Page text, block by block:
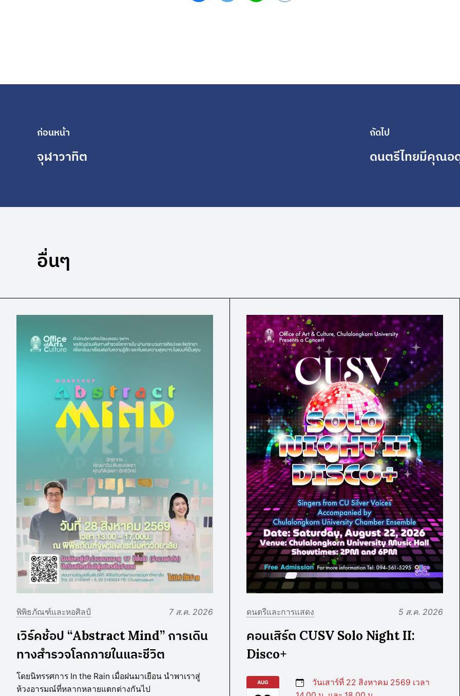
ก่อนหน้า
จุฬาวาทิต
ถัดไป
ดนตรีไทยมีคุณอ
อื่นๆ
พิพิธภัณฑ์และหอศิลป์ 7 ส.ค. 2026
เวิร์คช้อป “Abstract Mind” การเดิน
ทางสำรวจโลกภายในและชีวิต
โดยนิทรรศการ In the Rain เมื่อฝนมาเยือน นำพาเราสู่
ห้วงอารมณ์ที่หลากหลายแตกต่างกันไป
ดนตรีและการแสดง 5 ส.ค. 2026
คอนเสิร์ต CUSV Solo Night II:
Disco+
AUG
วันเสาร์ที่ 22 สิงหาคม 2569 เวลา